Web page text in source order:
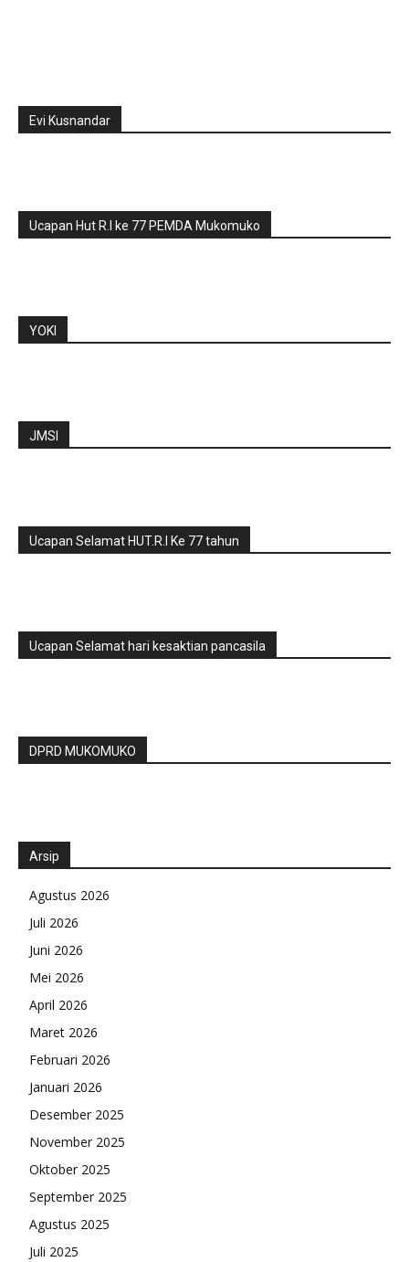
Evi Kusnandar
Ucapan Hut R.I ke 77 PEMDA Mukomuko
YOKI
JMSI
Ucapan Selamat HUT.R.I Ke 77 tahun
Ucapan Selamat hari kesaktian pancasila
DPRD MUKOMUKO
Arsip
Agustus 2026
Juli 2026
Juni 2026
Mei 2026
April 2026
Maret 2026
Februari 2026
Januari 2026
Desember 2025
November 2025
Oktober 2025
September 2025
Agustus 2025
Juli 2025